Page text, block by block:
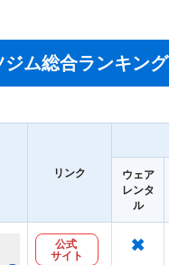
ム総合ランキング
リンク
ウェア
レンタ
ル
公式
サイト
×